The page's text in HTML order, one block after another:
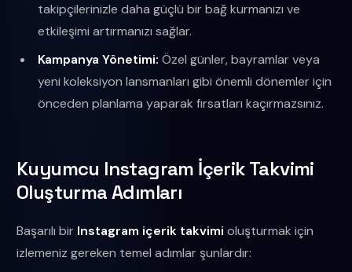
takipçilerinizle daha güçlü bir bağ kurmanızı ve
etkileşimi artırmanızı sağlar.
Kampanya Yönetimi: Özel günler, bayramlar veya
yeni koleksiyon lansmanları gibi önemli dönemler için
önceden planlama yaparak fırsatları kaçırmazsınız.
Kuyumcu Instagram İçerik Takvimi
Oluşturma Adımları
Başarılı bir Instagram içerik takvimi oluşturmak için
izlemeniz gereken temel adımlar şunlardır: